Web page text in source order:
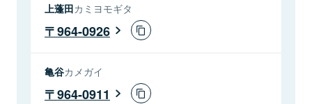
上蓬田カミヨモギタ
964-0926
亀谷カメガイ
964-0911